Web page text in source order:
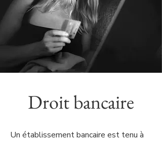
Droit bancaire
Un établissement bancaire est tenu à